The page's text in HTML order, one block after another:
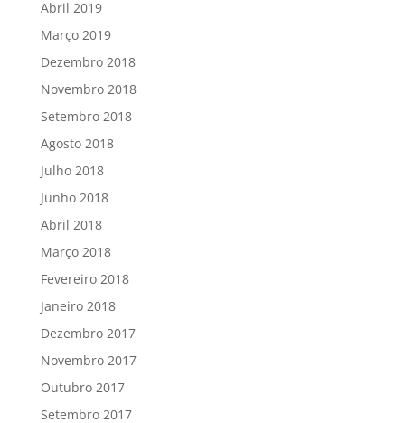
Abril 2019
Março 2019
Dezembro 2018
Novembro 2018
Setembro 2018
Agosto 2018
Julho 2018
Junho 2018
Abril 2018
Março 2018
Fevereiro 2018
Janeiro 2018
Dezembro 2017
Novembro 2017
Outubro 2017
Setembro 2017